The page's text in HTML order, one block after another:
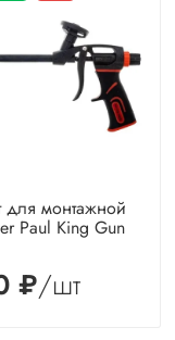
для монтажной
Paul King Gun
₽/шт